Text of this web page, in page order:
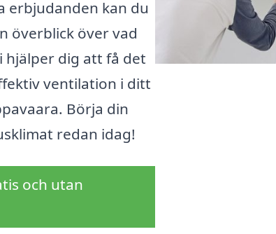
erbjudanden kan du
överblick över vad
hjälper dig att få det
ventilation i ditt
Börja din
redan idag!
och utan